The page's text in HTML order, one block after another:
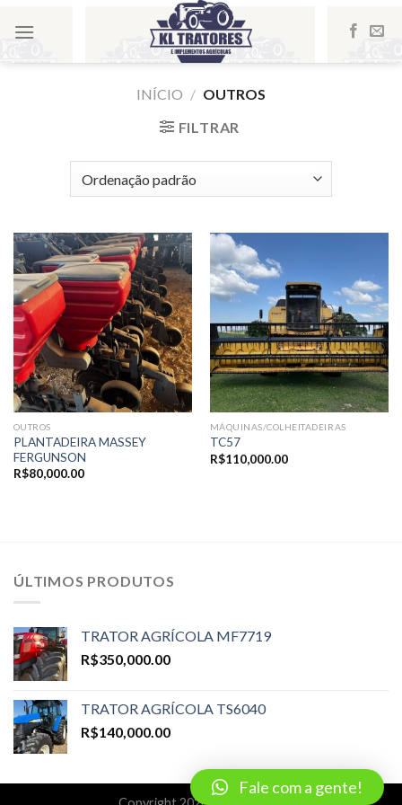
INÍCIO / OUTROS
FILTRAR
OUTROS
PLANTADEIRA MASSEY
FERGUNSON
R$80,000.00
MÁQUINAS/COLHEITADEIRAS
TC57
R$110,000.00
ÚLTIMOS PRODUTOS
TRATOR AGRÍCOLA MF7719
R$350,000.00
TRATOR AGRÍCOLA TS6040
R$140,000.00
Fale com a gente!